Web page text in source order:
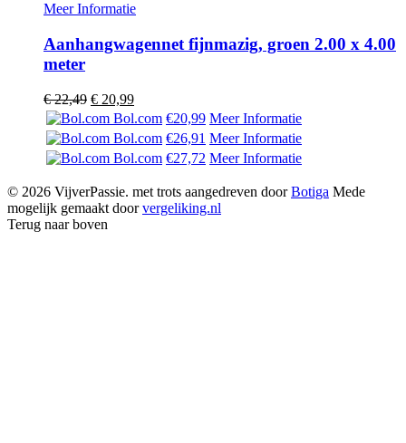
Meer Informatie
Aanhangwagennet fijnmazig, groen 2.00 x 4.00
meter
€22,49 Oorspronkelijke
prijs
was:
€ 22,49.
€ 20,99Huidige
prijs
€ 20,99.
Bol.com €20,99 Meer Informatie
Bol.com €26,91 Meer Informatie
Bol.com €27,72 Meer Informatie
© 2026 VijverPassie. met trots aangedreven doorBotiga Mede
mogelijk gemaakt doorvergeliking.nl
Terug naar boven